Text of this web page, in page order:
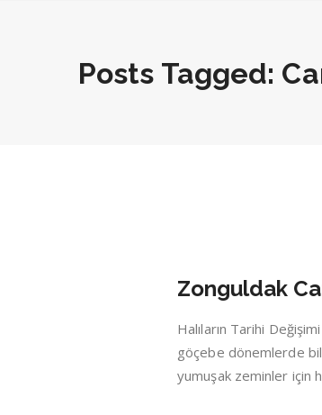
Posts Tagged:
Zonguldak
Halıların Tarihi
göçebe dönemlerde
yumuşak zeminler için